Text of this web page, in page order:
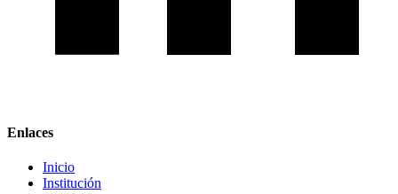
Enlaces
Inicio
Institución